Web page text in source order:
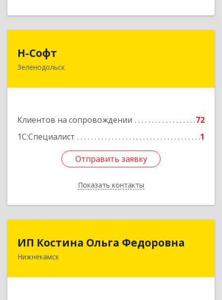
Н-Софт
Зеленодольск
Клиентов на сопровождении
72
1С:Специалист
1
Отправить заявку
Показать контакты
422521, Татарстан Респ (Татарстан),
Подробнее
Отправить заявку
Назад
ИП Костина Ольга Федоровна
Нижнекамск